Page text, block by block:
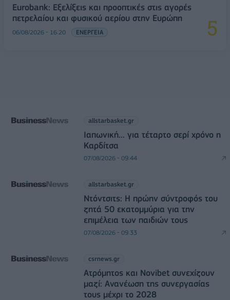
Eurobank: Εξελίξεις και προοπτικές στις αγορές
πετρελαίου και φυσικού αερίου στην Ευρώπη
06/08/2026 - 16:20 ΕΝΕΡΓΕΙΑ
allstarbasket.gr
Ιαπωνική... για τέταρτο σερί χρόνο η
Καρδίτσα
07/08/2026 - 09:44
allstarbasket.gr
Ντόντσιτς: Η πρώην σύντροφός του
ζητά 50 εκατομμύρια για την
επιμέλεια των παιδιών τους
07/08/2026 - 09:33
csrnews.gr
Ατρόμητος και Novibet συνεχίζουν
μαζί: Ανανέωση της συνεργασίας
τους μέχρι το 2028